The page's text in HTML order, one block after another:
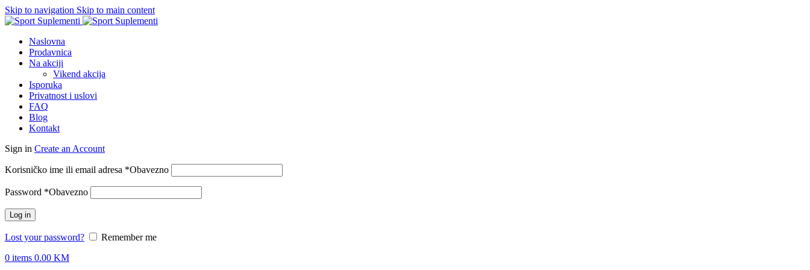
Skip to navigation Skip to main content
Naslovna
Prodavnica
Na akciji
Vikend akcija
Isporuka
Privatnost i uslovi
FAQ
Blog
Kontakt
Sign in Create an Account
Korisničko ime ili email adresa *Obavezno
Password *Obavezno
Log in
Lost your password?
Remember me
0 items 0.00 KM